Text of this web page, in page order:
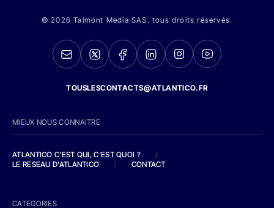
© 2026 Talmont Media SAS. tous droits réservés.
TOUSLESCONTACTS@ATLANTICO.FR
MIEUX NOUS CONNAITRE
ATLANTICO C'EST QUI, C'EST QUOI ?
/
LE RESEAU D'ATLANTICO
/ CONTACT
CATEGORIES